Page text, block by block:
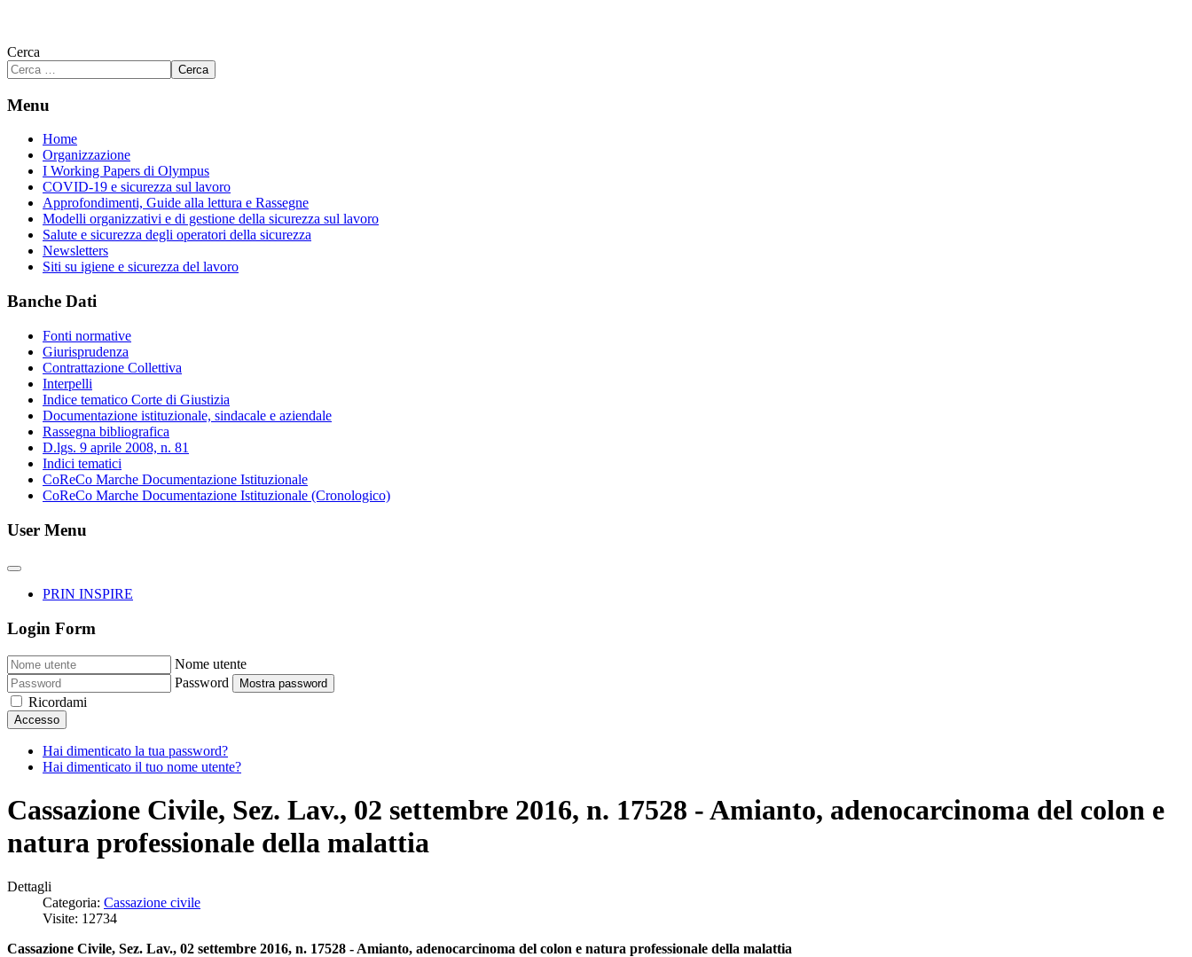
Cerca
Cerca
Menu
Home
Organizzazione
I Working Papers di Olympus
COVID-19 e sicurezza sul lavoro
Approfondimenti, Guide alla lettura e Rassegne
Modelli organizzativi e di gestione della sicurezza sul lavoro
Salute e sicurezza degli operatori della sicurezza
Newsletters
Siti su igiene e sicurezza del lavoro
Banche Dati
Fonti normative
Giurisprudenza
Contrattazione Collettiva
Interpelli
Indice tematico Corte di Giustizia
Documentazione istituzionale, sindacale e aziendale
Rassegna bibliografica
D.lgs. 9 aprile 2008, n. 81
Indici tematici
CoReCo Marche Documentazione Istituzionale
CoReCo Marche Documentazione Istituzionale (Cronologico)
User Menu
PRIN INSPIRE
Login Form
Nome utente
Password
Mostra password
Ricordami
Accesso
Hai dimenticato la tua password?
Hai dimenticato il tuo nome utente?
Cassazione Civile, Sez. Lav., 02 settembre 2016, n. 17528 - Amianto, adenocarcinoma del colon e
natura professionale della malattia
Dettagli
Categoria: Cassazione civile
Visite: 12734
Cassazione Civile, Sez. Lav., 02 settembre 2016, n. 17528 - Amianto, adenocarcinoma del colon e natura professionale della malattia